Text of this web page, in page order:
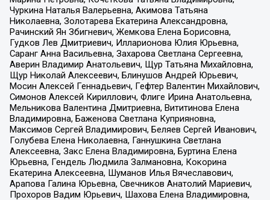
Чуркина Наталья Валерьевна, Акимова Татьяна
Николаевна, Золотарева Екатерина Александровна,
Рачинский Ян Збигневич, Жемкова Елена Борисовна,
Гудков Лев Дмитриевич, Илларионова Юлия Юрьевна,
Саранг Анна Васильевна, Захарова Светлана Сергеевна,
Аверин Владимир Анатольевич, Щур Татьяна Михайловна,
Щур Николай Алексеевич, Блинушов Андрей Юрьевич,
Мосин Алексей Геннадьевич, Гефтер Валентин Михайлович,
Симонов Алексей Кириллович, Флиге Ирина Анатольевна,
Мельникова Валентина Дмитриевна, Вититинова Елена
Владимировна, Баженова Светлана Куприяновна,
Максимов Сергей Владимирович, Беляев Сергей Иванович,
Голубева Елена Николаевна, Ганнушкина Светлана
Алексеевна, Закс Елена Владимировна, Буртина Елена
Юрьевна, Гендель Людмила Залмановна, Кокорина
Екатерина Алексеевна, Шуманов Илья Вячеславович,
Арапова Галина Юрьевна, Свечников Анатолий Мариевич,
Прохоров Вадим Юрьевич, Шахова Елена Владимировна,